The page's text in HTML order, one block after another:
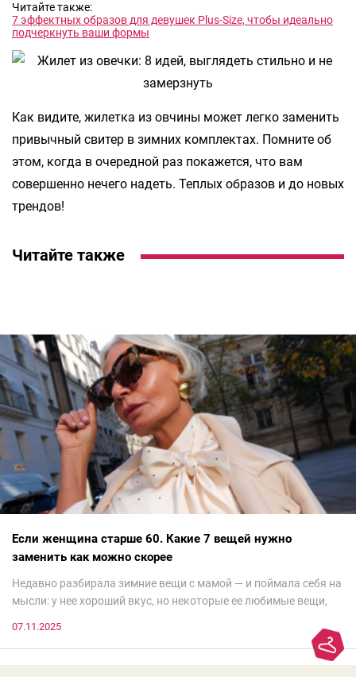
Читайте также:
7 эффектных образов для девушек Plus-Size, чтобы идеально
подчеркнуть ваши формы
Как видите, жилетка из овчины может легко заменить
привычный свитер в зимних комплектах. Помните об
этом, когда в очередной раз покажется, что вам
совершенно нечего надеть. Теплых образов и до новых
трендов!
Читайте также
Если женщина старше 60. Какие 7 вещей нужно
заменить как можно скорее
Недавно разбирала зимние вещи с мамой — и поймала себя на
мысли: у нее хороший вкус, но некоторые ее любимые вещи,
моды. Вовсе нет.Проблема в том, что сама мода сделала шаг
07.11.2025